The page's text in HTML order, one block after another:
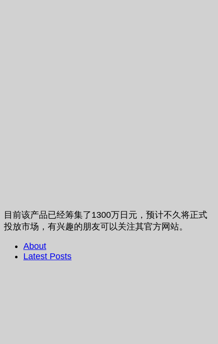
目前该产品已经筹集了1300万日元，预计不久将正式
投放市场，有兴趣的朋友可以关注其官方网站。
About
Latest Posts